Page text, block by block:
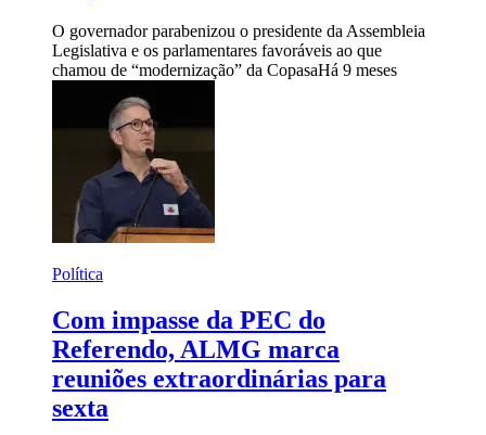
O governador parabenizou o presidente da Assembleia
Legislativa e os parlamentares favoráveis ao que
chamou de “modernização” da CopasaHá 9 meses
Política
Com impasse da PEC do
Referendo, ALMG marca
reuniões extraordinárias para
sexta